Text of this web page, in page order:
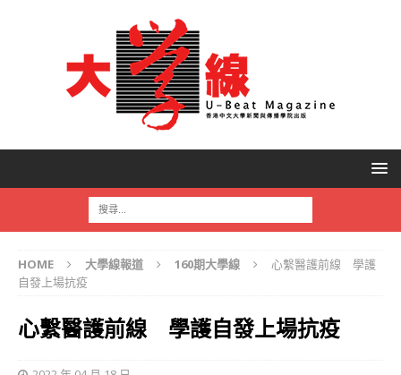
HOME 大學線報道 160期大學線
心繫醫護前線 學護
自發上場抗疫
心繫醫護前線 學護自發上場抗疫